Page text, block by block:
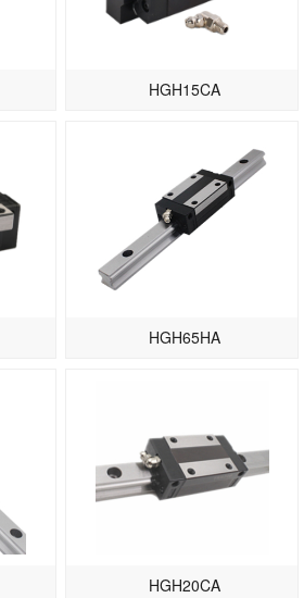
HGH15CA
HGH65HA
HGH20CA